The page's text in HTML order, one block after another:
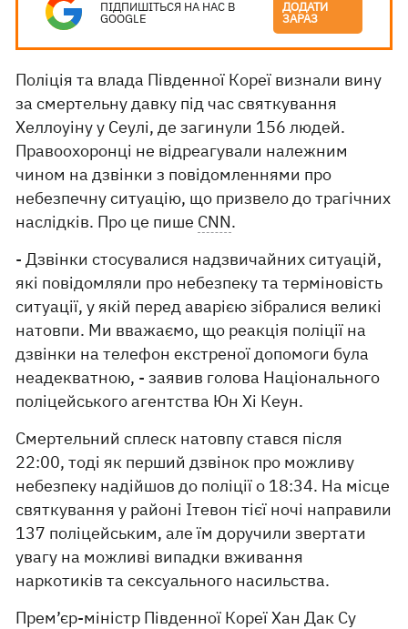
ПІДПИШІТЬСЯ НА НАС В
GOOGLE
ДОДАТИ
ЗАРАЗ
Поліція та влада Південної Кореї визнали вину
за смертельну давку під час святкування
Хеллоуіну у Сеулі, де загинули 156 людей.
Правоохоронці не відреагували належним
чином на дзвінки з повідомленнями про
небезпечну ситуацію, що призвело до трагічних
наслідків. Про це пише CNN.
- Дзвінки стосувалися надзвичайних ситуацій,
які повідомляли про небезпеку та терміновість
ситуації, у якій перед аварією зібралися великі
натовпи. Ми вважаємо, що реакція поліції на
дзвінки на телефон екстреної допомоги була
неадекватною, - заявив голова Національного
поліцейського агентства Юн Хі Кеун.
Смертельний сплеск натовпу стався після
22:00, тоді як перший дзвінок про можливу
небезпеку надійшов до поліції о 18:34. На місце
святкування у районі Ітевон тієї ночі направили
137 поліцейським, але їм доручили звертати
увагу на можливі випадки вживання
наркотиків та сексуального насильства.
Прем’єр-міністр Південної Кореї Хан Дак Су